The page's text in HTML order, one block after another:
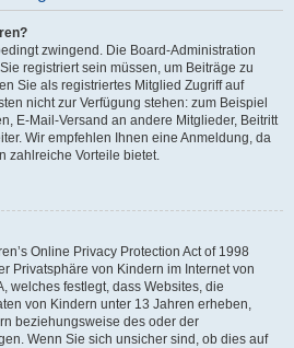
zwingend. Die Board-Administration
registriert sein müssen, um Beiträge zu
Sie als registriertes Mitglied Zugriff auf
nicht zur Verfügung stehen: zum Beispiel
E-Mail-Versand an andere Mitglieder, Beitritt
Wir empfehlen Ihnen eine Anmeldung, da
zahlreiche Vorteile bietet.
Online Privacy Protection Act of 1998
Privatsphäre von Kindern im Internet von
welches festlegt, dass Websites, die
von Kindern unter 13 Jahren erheben,
beziehungsweise des oder der
Wenn Sie sich unsicher sind, ob dies auf